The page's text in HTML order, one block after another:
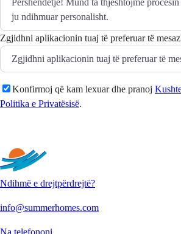
Zgjidhni aplikacionin tuaj të preferuar të
Konfirmoj që kam lexuar dhe pranoj
Politika e Privatësisë.
Ndihmë e drejtpërdrejtë?
info@summerhomes.com